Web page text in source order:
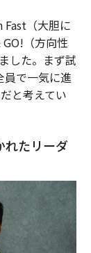
（大胆に
（方向性
した。まず試
員で一気に進
と考えてい
れたリーダ